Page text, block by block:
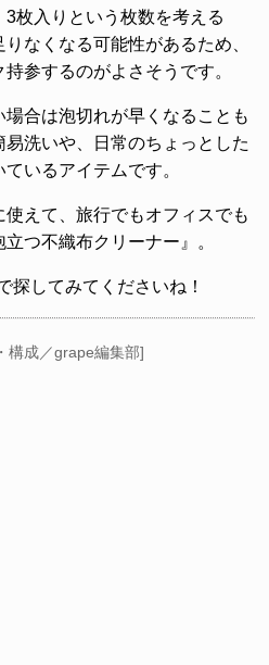
枚入りという枚数を考える
なくなる可能性があるため、
参するのがよさそうです。
合は泡切れが早くなることも
洗いや、日常のちょっとした
いるアイテムです。
えて、旅行でもオフィスでも
つ不織布クリーナー』。
探してみてくださいね！
構成／grape編集部]